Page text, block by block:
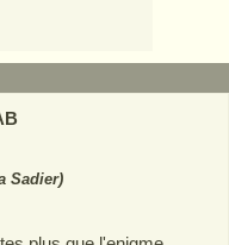
Sadier)